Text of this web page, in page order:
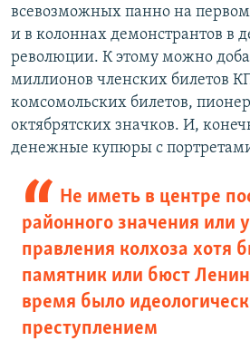
всевозможных панно на
и в колоннах демонстрантов в
революции. К этому можно
миллионов членских билетов
комсомольских билетов,
октябрятских значков. И,
денежные купюры с
Не иметь в центре
районного значения или
правления колхоза хотя
памятник или бюст
время было
преступлением